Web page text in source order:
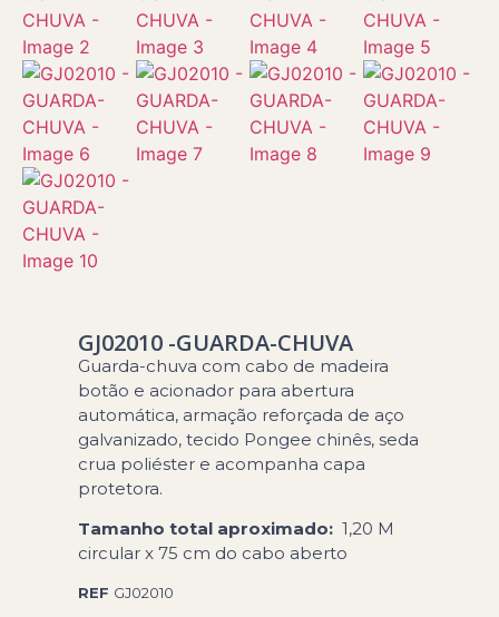
GJ02010 -GUARDA-CHUVA
Guarda-chuva com cabo de madeira
botão e acionador para abertura
automática, armação reforçada de aço
galvanizado, tecido Pongee chinês, seda
crua poliéster e acompanha capa
protetora.
Tamanho total aproximado: 1,20 M
circular x 75 cm do cabo aberto
REF GJ02010